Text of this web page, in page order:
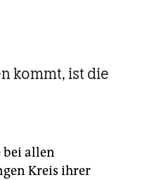
kommt, ist die
bei allen
Kreis ihrer